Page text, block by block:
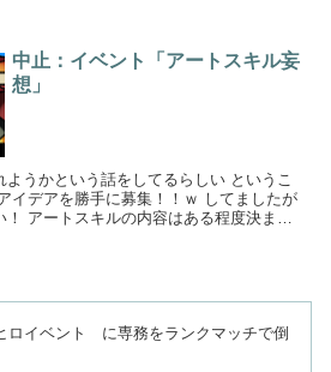
中止：イベント「アートスキル妄
想」
かという話をしてるらしい というこ
まっ
ロイベント に専務をランクマッチで倒